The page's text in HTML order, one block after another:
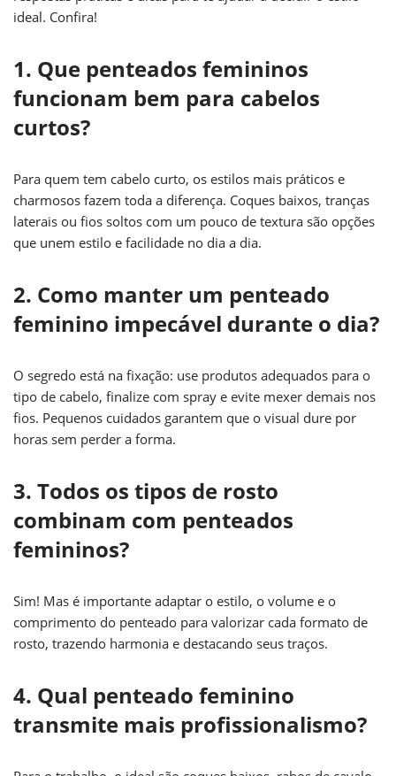
ideal. Confira!
1. Que penteados femininos
funcionam bem para cabelos
curtos?
Para quem tem cabelo curto, os estilos mais práticos e
charmosos fazem toda a diferença. Coques baixos, tranças
laterais ou fios soltos com um pouco de textura são opções
que unem estilo e facilidade no dia a dia.
2. Como manter um penteado
feminino impecável durante o dia?
O segredo está na fixação: use produtos adequados para o
tipo de cabelo, finalize com spray e evite mexer demais nos
fios. Pequenos cuidados garantem que o visual dure por
horas sem perder a forma.
3. Todos os tipos de rosto
combinam com penteados
femininos?
Sim! Mas é importante adaptar o estilo, o volume e o
comprimento do penteado para valorizar cada formato de
rosto, trazendo harmonia e destacando seus traços.
4. Qual penteado feminino
transmite mais profissionalismo?